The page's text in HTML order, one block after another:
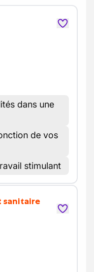
dans une
de vos
stimulant
sanitaire